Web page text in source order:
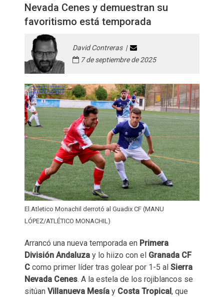
Nevada Cenes y demuestran su
favoritismo está temporada
David Contreras |
7 de septiembre de 2025
El.Atletico Monachil derrotó al Guadix CF (MANU
LÓPEZ/ATLÉTICO MONACHIL)
Arrancó una nueva temporada en Primera
División Andaluza y lo hiizo con el Granada CF
C como primer líder tras golear por 1-5 al Sierra
Nevada Cenes. A la estela de los rojiblancos se
sitúan Villanueva Mesía y Costa Tropical , que